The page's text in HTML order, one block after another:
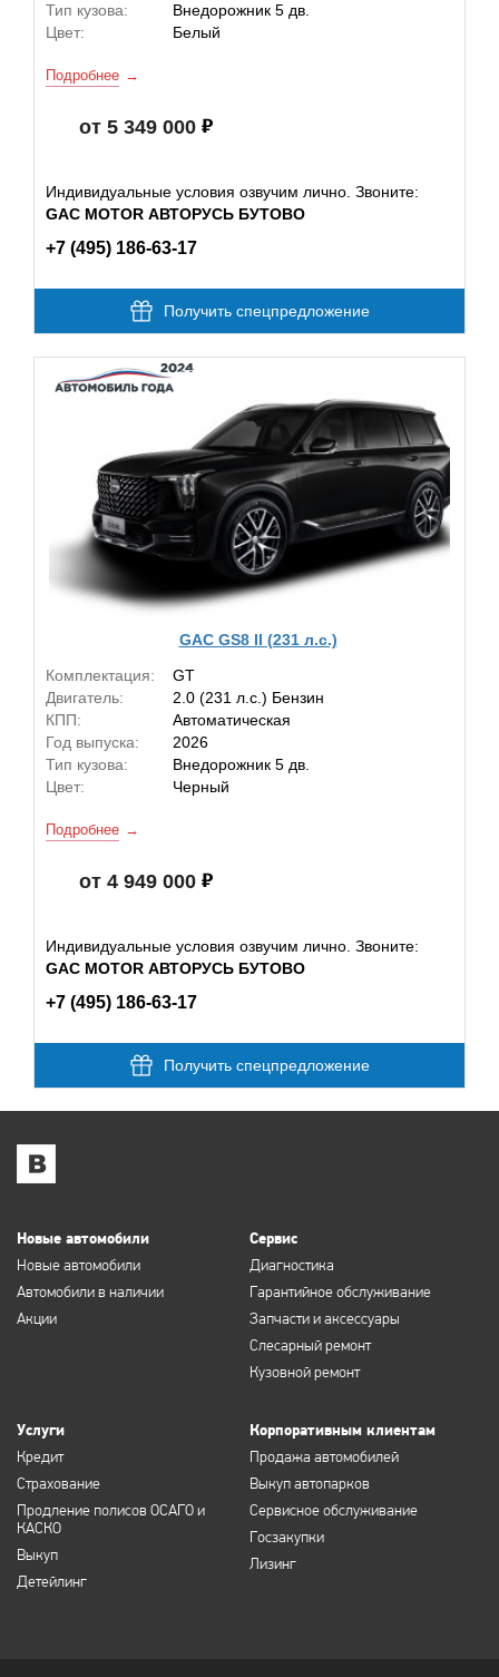
Тип кузова:
Внедорожник 5 дв.
Цвет:
Белый
Подробнее
от 5 349 000
Индивидуальные условия озвучим лично. Звоните:
GAC MOTOR АВТОРУСЬ БУТОВО
+7 (495) 186-63-17
Получить спецпредложение
GAC GS8 II (231 л.с.)
Комплектация:
GT
Двигатель:
2.0 (231 л.с.) Бензин
КПП:
Автоматическая
Год выпуска:
2026
Тип кузова:
Внедорожник 5 дв.
Цвет:
Черный
Подробнее
от 4 949 000
Индивидуальные условия озвучим лично. Звоните:
GAC MOTOR АВТОРУСЬ БУТОВО
+7 (495) 186-63-17
Получить спецпредложение
Новые автомобили
Новые автомобили
Автомобили в наличии
Акции
Сервис
Диагностика
Гарантийное обслуживание
Запчасти и аксессуары
Слесарный ремонт
Кузовной ремонт
Услуги
Кредит
Страхование
Продление полисов ОСАГО и
КАСКО
Выкуп
Детейлинг
Корпоративным клиентам
Продажа автомобилей
Выкуп автопарков
Сервисное обслуживание
Госзакупки
Лизинг